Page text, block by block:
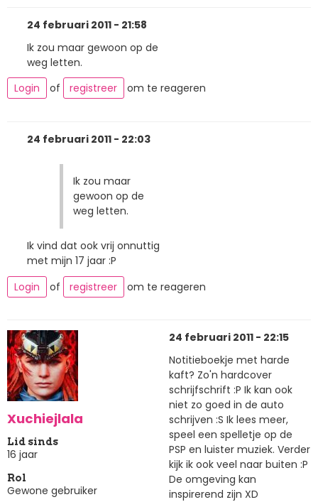
24 februari 2011 - 21:58
Ik zou maar gewoon op de
weg letten.
Login
of registreer om te reageren
24 februari 2011 - 22:03
Ik zou maar
gewoon op de
weg letten.
Ik vind dat ook vrij onnuttig
met mijn 17 jaar :P
Login
of registreer om te reageren
Xuchiejlala
Lid sinds
16 jaar
Rol
Gewone gebruiker
24 februari 2011 - 22:15
Notitieboekje met harde
kaft? Zo'n hardcover
schrijfschrift :P Ik kan ook
niet zo goed in de auto
schrijven :S Ik lees meer,
speel een spelletje op de
PSP en luister muziek. Verder
kijk ik ook veel naar buiten :P
De omgeving kan
inspirerend zijn XD